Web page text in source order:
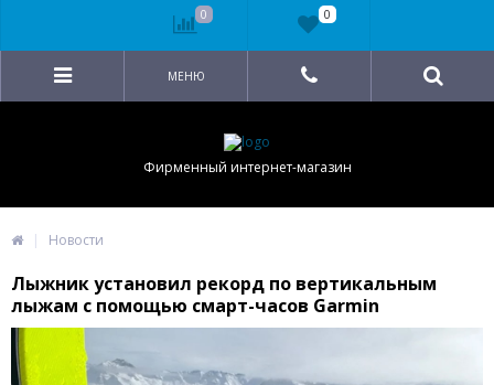
Фирменный интернет-магазин
МЕНЮ
Новости
Лыжник установил рекорд по вертикальным
лыжам с помощью смарт-часов Garmin
0 0